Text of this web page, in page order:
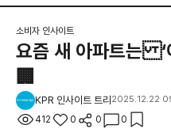
소비자 인사이트
요즘 새 아파트는 ‘
🏢
KPR 인사이트 트리 2025.12.22
412 0 0 0